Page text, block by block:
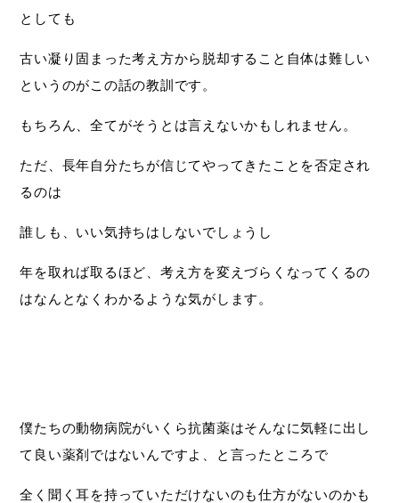
としても
古い凝り固まった考え方から脱却すること自体は難しい
というのがこの話の教訓です。
もちろん、全てがそうとは言えないかもしれません。
ただ、長年自分たちが信じてやってきたことを否定され
るのは
誰しも、いい気持ちはしないでしょうし
年を取れば取るほど、考え方を変えづらくなってくるの
はなんとなくわかるような気がします。
僕たちの動物病院がいくら抗菌薬はそんなに気軽に出し
て良い薬剤ではないんですよ、と言ったところで
全く聞く耳を持っていただけないのも仕方がないのかも